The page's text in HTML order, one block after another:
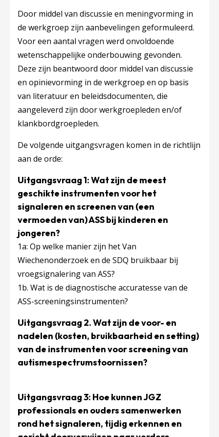
Door middel van discussie en meningvorming in
de werkgroep zijn aanbevelingen geformuleerd.
Voor een aantal vragen werd onvoldoende
wetenschappelijke onderbouwing gevonden.
Deze zijn beantwoord door middel van discussie
en opinievorming in de werkgroep en op basis
van literatuur en beleidsdocumenten, die
aangeleverd zijn door werkgroepleden en/of
klankbordgroepleden.
De volgende uitgangsvragen komen in de richtlijn
aan de orde:
Uitgangsvraag 1:​ ​Wat zijn de meest
geschikte instrumenten voor het
signaleren en screenen van (een
vermoeden van) ASS bij kinderen en
jongeren​?
1a: Op welke manier zijn het Van
Wiechenonderzoek en de SDQ bruikbaar bij
vroegsignalering van ASS?
1b. Wat is de diagnostische accuratesse van de
ASS-screeningsinstrumenten?
Uitgangsvraag 2. Wat zijn de voor- en
nadelen (kosten, bruikbaarheid en setting)
van de instrumenten voor screening van
autismespectrumstoornissen?
Uitgangsvraag 3: Hoe kunnen JGZ
professionals en ouders samenwerken
rond het signaleren, tijdig erkennen en